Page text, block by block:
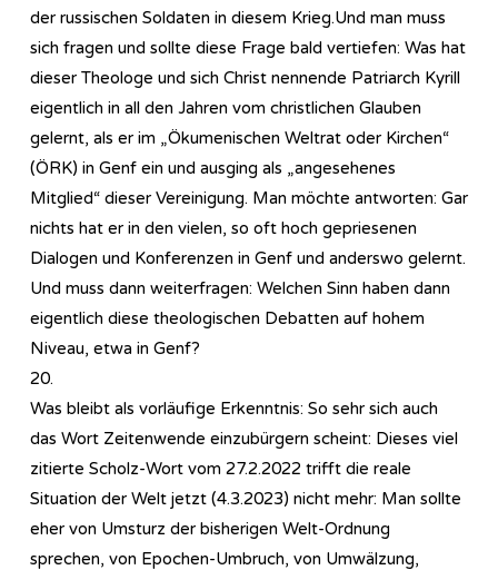
der russischen Soldaten in diesem Krieg.Und man muss
sich fragen und sollte diese Frage bald vertiefen: Was hat
dieser Theologe und sich Christ nennende Patriarch Kyrill
eigentlich in all den Jahren vom christlichen Glauben
gelernt, als er im „Ökumenischen Weltrat oder Kirchen“
(ÖRK) in Genf ein und ausging als „angesehenes
Mitglied“ dieser Vereinigung. Man möchte antworten: Gar
nichts hat er in den vielen, so oft hoch gepriesenen
Dialogen und Konferenzen in Genf und anderswo gelernt.
Und muss dann weiterfragen: Welchen Sinn haben dann
eigentlich diese theologischen Debatten auf hohem
Niveau, etwa in Genf?
20.
Was bleibt als vorläufige Erkenntnis: So sehr sich auch
das Wort Zeitenwende einzubürgern scheint: Dieses viel
zitierte Scholz-Wort vom 27.2.2022 trifft die reale
Situation der Welt jetzt (4.3.2023) nicht mehr: Man sollte
eher von Umsturz der bisherigen Welt-Ordnung
sprechen, von Epochen-Umbruch, von Umwälzung,